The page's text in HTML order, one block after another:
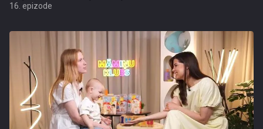
16. epizode